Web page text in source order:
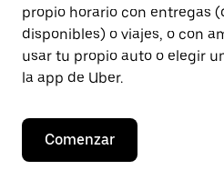
propio horario con entregas
disponibles) o viajes, o con
usar tu propio auto o elegir
la app de Uber.
Comenzar